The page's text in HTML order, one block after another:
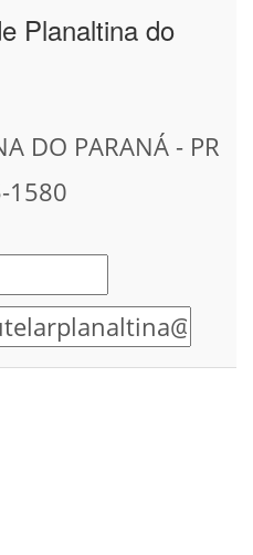
Planaltina do
DO PARANÁ - PR
1580